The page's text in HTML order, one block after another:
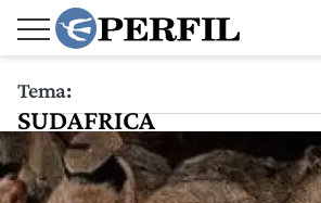
Tema:
SUDAFRICA